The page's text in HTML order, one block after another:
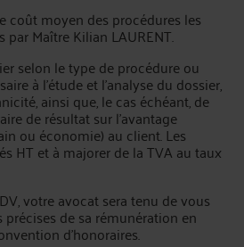
coût moyen des procédures les
Maître Kilian LAURENT.
selon le type de procédure ou
à l'étude et l'analyse du dossier,
ainsi que, le cas échéant, de
de résultat sur l’avantage
ou économie) au client. Les
HT et à majorer de la TVA au taux
votre avocat sera tenu de vous
de sa rémunération en
d'honoraires.